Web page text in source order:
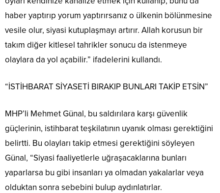
haber yaptırıp yorum yaptırırsanız o ülkenin bölünmesine
vesile olur, siyasi kutuplaşmayı artırır. Allah korusun bir
takım diğer kitlesel tahrikler sonucu da istenmeye
olaylara da yol açabilir.” ifadelerini kullandı.
“İSTİHBARAT SİYASETİ BIRAKIP BUNLARI TAKİP ETSİN”
MHP’li Mehmet Günal, bu saldırılara karşı güvenlik
güçlerinin, istihbarat teşkilatının uyanık olması gerektiğini
belirtti. Bu olayları takip etmesi gerektiğini söyleyen
Günal, “Siyasi faaliyetlerle uğraşacaklarına bunları
yaparlarsa bu gibi insanları ya olmadan yakalarlar veya
olduktan sonra sebebini bulup aydınlatırlar.